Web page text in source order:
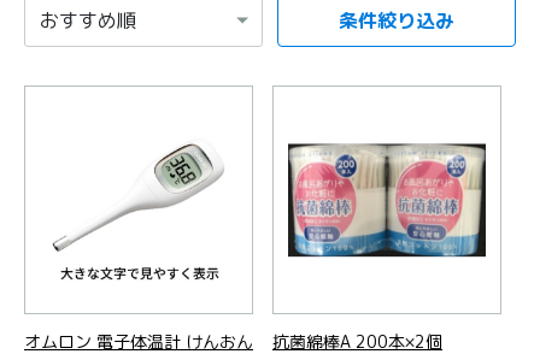
項目を選択すると自動的に内容が更新されます。
条件絞り込み
オムロン 電子体温計 けんおん
抗菌綿棒A 200本×2個